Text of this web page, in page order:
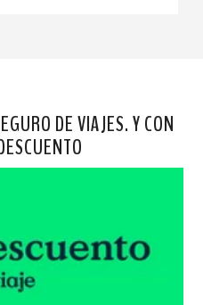
DE VIAJES. Y CON